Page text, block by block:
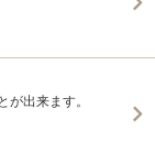
が出来ます。